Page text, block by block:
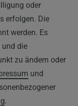
oder
erfolgen. Die
werden. Es
und die
zu ändern oder
und
.